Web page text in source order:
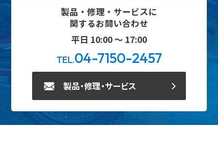
製品・修理・サービスに
関するお問い合わせ
平日 10:00 ～ 17:00
TEL.04-7150-2457
製品・修理・サービス